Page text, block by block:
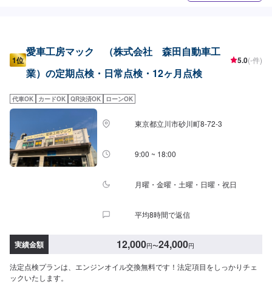
1位
愛車工房マック （株式会社 森田自動車工
業）の定期点検・日常点検・12ヶ月点検
5.0(-件)
代車OK カードOK QR決済OK ローンOK
東京都立川市砂川町8-72-3
9:00 ~ 18:00
月曜・金曜・土曜・日曜・祝日
平均8時間で返信
実績金額 12,000円〜24,000円
法定点検プランは、エンジンオイル交換無料です！法定項目をしっかりチェ
ックいたします。